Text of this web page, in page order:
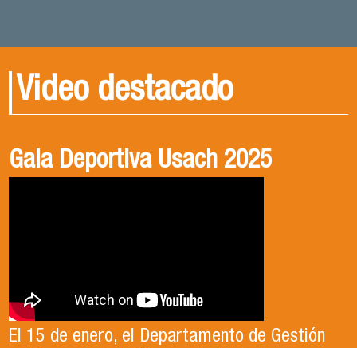
Video destacado
Gala Deportiva Usach 2025
El 15 de enero, el Departamento de Gestión
Usach en el Territorio, capítulo 2
En este segundo capítulo conoceremos el
Candidatura Director de Escuela